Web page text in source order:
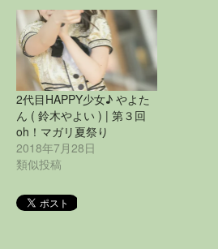
2代目HAPPY少女♪ やよた
ん ( 鈴木やよい ) | 第３回
oh！マガリ夏祭り
2018年7月28日
類似投稿